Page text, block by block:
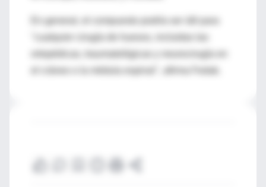
En general, el compuesto podría ser útil para
"cualquier cirugía de huesos, incluidas las
ortopédicas, traumatológicas y neurocirugía en